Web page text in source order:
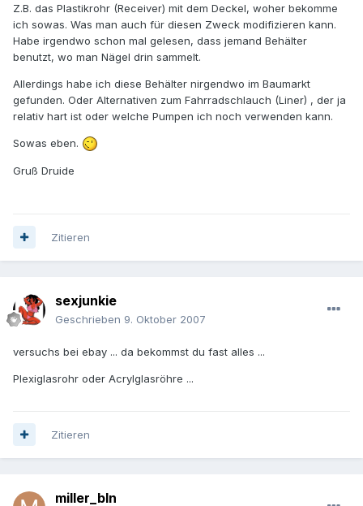
Z.B. das Plastikrohr (Receiver) mit dem Deckel, woher bekomme
ich sowas. Was man auch für diesen Zweck modifizieren kann.
Habe irgendwo schon mal gelesen, dass jemand Behälter
benutzt, wo man Nägel drin sammelt.
Allerdings habe ich diese Behälter nirgendwo im Baumarkt
gefunden. Oder Alternativen zum Fahrradschlauch (Liner) , der ja
relativ hart ist oder welche Pumpen ich noch verwenden kann.
Sowas eben.
Gruß Druide
Zitieren
sexjunkie
Geschrieben 9. Oktober 2007
versuchs bei ebay ... da bekommst du fast alles ...
Plexiglasrohr oder Acrylglasröhre ...
Zitieren
miller_bln